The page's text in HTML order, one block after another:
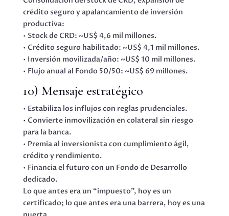
crédito seguro y apalancamiento de inversión
productiva:
• Stock de CRD: ~US$ 4,6 mil millones.
• Crédito seguro habilitado: ~US$ 4,1 mil millones.
• Inversión movilizada/año: ~US$ 10 mil millones.
• Flujo anual al Fondo 50/50: ~US$ 69 millones.
10) Mensaje estratégico
• Estabiliza los influjos con reglas prudenciales.
• Convierte inmovilización en colateral sin riesgo
para la banca.
• Premia al inversionista con cumplimiento ágil,
crédito y rendimiento.
• Financia el futuro con un Fondo de Desarrollo
dedicado.
Lo que antes era un “impuesto”, hoy es un
certificado; lo que antes era una barrera, hoy es una